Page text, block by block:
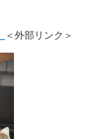
＜外部リンク＞